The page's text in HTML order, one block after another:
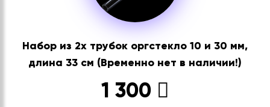
Набор из 2х трубок оргстекло 10 и 30 мм,
длина 33 см (Временно нет в наличии!)
1 300